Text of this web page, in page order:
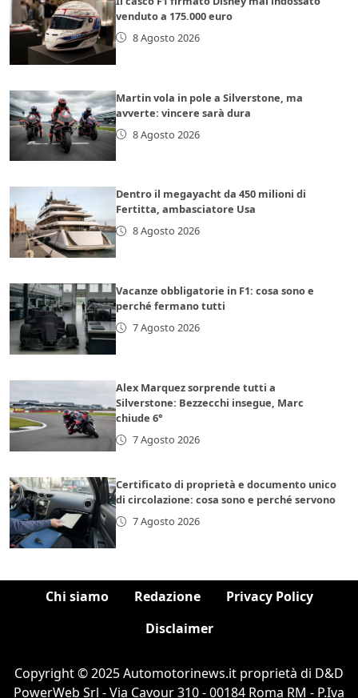
venduto a 175.000 euro
8 Agosto 2026
Martin vola in pole a Silverstone, ma
avverte: vincere sarà dura
8 Agosto 2026
Dentro il megayacht da 450 milioni di
Fertitta, ambasciatore Usa
8 Agosto 2026
Vacanze obbligatorie in F1: cosa sono e
perché fermano tutti
7 Agosto 2026
Alex Marquez sorprende tutti a
Silverstone: Bezzecchi insegue, Marc
chiude 6°
7 Agosto 2026
Certificato di proprietà e documento unico
di circolazione: cosa sono e perché servono
7 Agosto 2026
Chi siamo Redazione
Privacy Policy
Disclaimer
Copyright © 2025 Automotorinews.it proprietà di D&D
PowerWeb Srl - Via Cavour 310 - 00184 Roma RM - P.Iva